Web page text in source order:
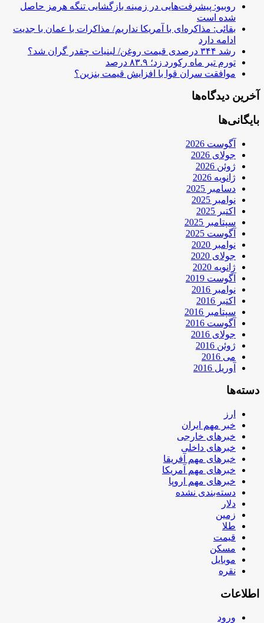
روبیو: پیشرفت‌هایی در زمینه بازگشایی تنگه هرمز حاصل
شده است
بقائی: مذاکره‌ای با آمریکا نداریم/ مذاکرات با عمان با جدیت
ادامه دارد
رشد ۳۴۴ درصدی قیمت روغن/ لبنیات چقدر گران شد؟
تورم تیر ماه رکورد زد؛ ۸۳.۹ درصد
موافقت سران قوا با افزایش قیمت بنزین؟
آخرین دیدگاه‌ها
بایگانی‌ها
آگوست 2026
جولای 2026
ژوئن 2026
ژانویه 2026
دسامبر 2025
نوامبر 2025
اکتبر 2025
سپتامبر 2025
آگوست 2025
نوامبر 2020
جولای 2020
ژانویه 2020
آگوست 2019
نوامبر 2016
اکتبر 2016
سپتامبر 2016
آگوست 2016
جولای 2016
ژوئن 2016
می 2016
آوریل 2016
دسته‌ها
ارز
خبر مهم ایران
خبرهای خارجی
خبرهای داخلی
خبرهای مهم آفریقا
خبرهای مهم آمریکا
خبرهای مهم اروپا
دسته‌بندی نشده
دلار
زمین
طلا
قیمت
مسکن
موبایل
نقره
اطلاعات
ورود